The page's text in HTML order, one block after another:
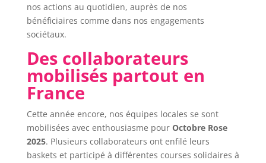
nos actions au quotidien, auprès de nos
bénéficiaires comme dans nos engagements
sociétaux.
Des collaborateurs
mobilisés partout en
France
Cette année encore, nos équipes locales se sont
mobilisées avec enthousiasme pour Octobre Rose
2025. Plusieurs collaborateurs ont enfilé leurs
baskets et participé à différentes courses solidaires à